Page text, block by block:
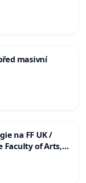
masivní
na FF UK /
Faculty of Arts,